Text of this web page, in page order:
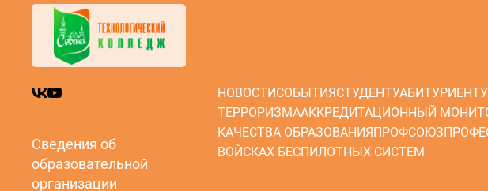
Сведения об
образовательной
организации
НОВОСТИСОБЫТИЯСТУДЕНТУАБИТУРИЕНТУ
ТЕРРОРИЗМААККРЕДИТАЦИОННЫЙ
КАЧЕСТВА ОБРАЗОВАНИЯПРОФСОЮЗ
ВОЙСКАХ БЕСПИЛОТНЫХ СИСТЕМ